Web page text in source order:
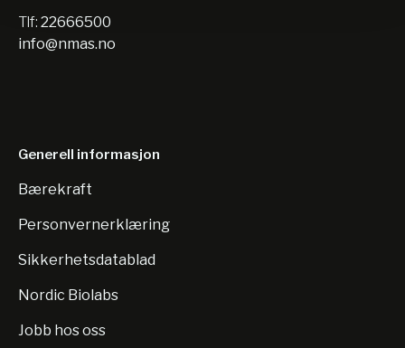
Tlf: 22666500
info@nmas.no
Generell informasjon
Bærekraft
Personvernerklæring
Sikkerhetsdatablad
Nordic Biolabs
Jobb hos oss